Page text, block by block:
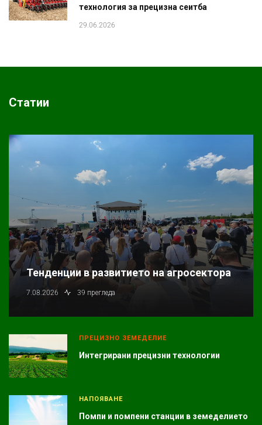
технология за прецизна сеитба
29.06.2026
Статии
Тенденции в развитието на агросектора
7.08.2026 39 прегледа
ПРЕЦИЗНО ЗЕМЕДЕЛИЕ
Интегрирани прецизни технологии
НАПОЯВАНЕ
Помпи и помпени станции в земеделието